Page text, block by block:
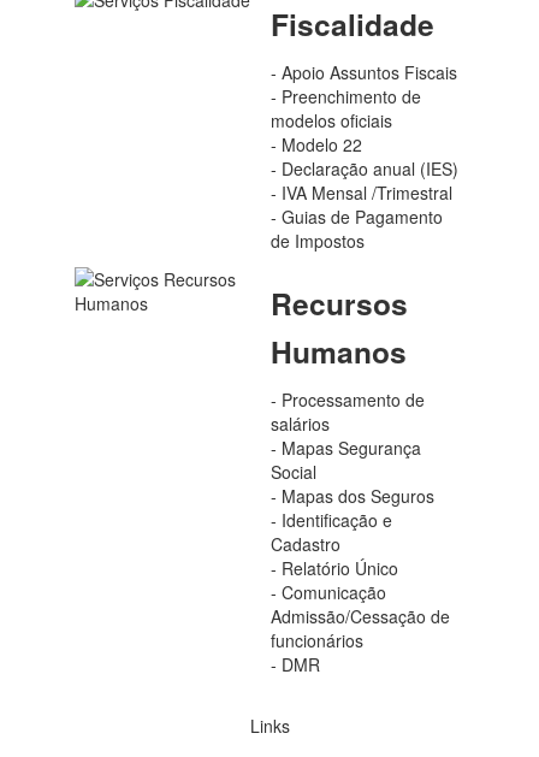
Fiscalidade
- Apoio Assuntos Fiscais
- Preenchimento de
modelos oficiais
- Modelo 22
- Declaração anual (IES)
- IVA Mensal /Trimestral
- Guias de Pagamento
de Impostos
Recursos
Humanos
- Processamento de
salários
- Mapas Segurança
Social
- Mapas dos Seguros
- Identificação e
Cadastro
- Relatório Único
- Comunicação
Admissão/Cessação de
funcionários
- DMR
Links